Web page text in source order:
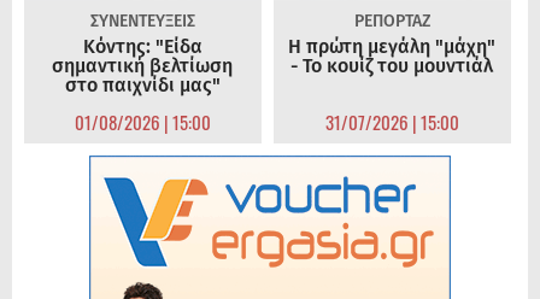
ΣΥΝΕΝΤΕΥΞΕΙΣ
Κόντης: "Είδα
σημαντική βελτίωση
στο παιχνίδι μας"
01/08/2026 | 15:00
ΡΕΠΟΡΤΑΖ
Η πρώτη μεγάλη "μάχη"
- Το κουίζ του μουντιάλ
31/07/2026 | 15:00